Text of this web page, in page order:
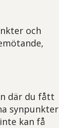
och
där du fått
synpunkter
kan få